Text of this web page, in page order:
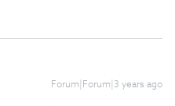
Forum|Forum|3 years ago